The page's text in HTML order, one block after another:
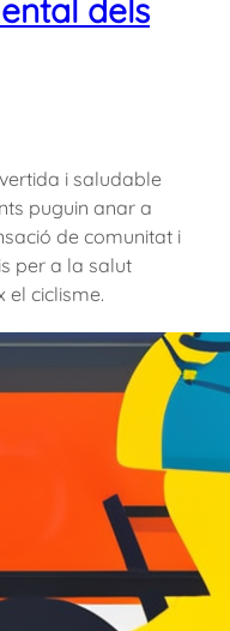
dels
i saludable
puguin anar a
de comunitat i
per a la salut
el ciclisme.